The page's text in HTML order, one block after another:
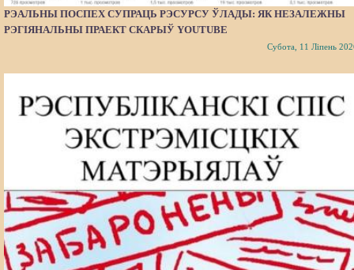
РЭАЛЬНЫ ПОСПЕХ СУПРАЦЬ РЭСУРСУ ЎЛАДЫ: ЯК НЕЗАЛЕЖНЫ
РЭГІЯНАЛЬНЫ ПРАЕКТ СКАРЫЎ YOUTUBE
Субота, 11 Ліпень